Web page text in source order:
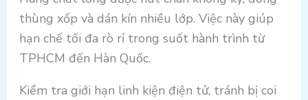
thùng xốp và dán kín nhiều lớp. Việc này giúp
hạn chế tối đa rò rỉ trong suốt hành trình từ
TPHCM đến Hàn Quốc.
Kiểm tra giới hạn linh kiện điện tử, tránh bị coi